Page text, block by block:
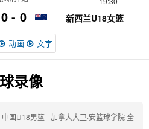
0 新西兰U18女篮
0
动画 文字
录像
国U18男篮 - 加拿大大卫·安篮球学院 全